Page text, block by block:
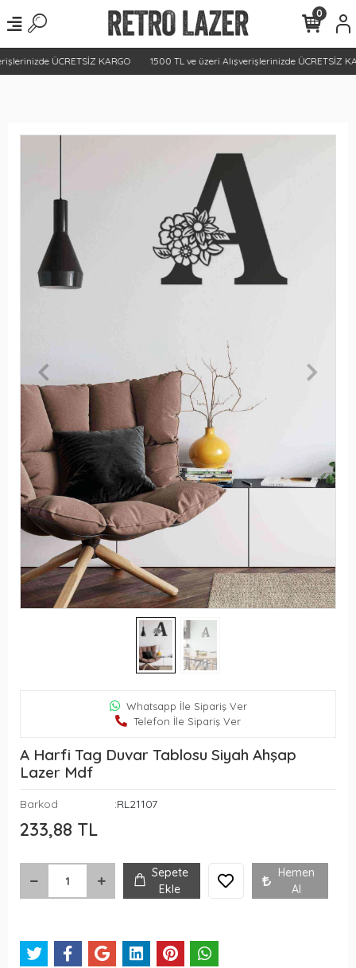
ÜCRETSİZ KARGO 1500 TL ve üzeri Alışverişlerinizde ÜCRETSİZ
0
Whatsapp İle Sipariş Ver
Telefon İle Sipariş Ver
A Harfi Tag Duvar Tablosu Siyah Ahşap
Lazer Mdf
Barkod :RL21107
233,88 TL
Sepete
Ekle
Hemen
Al